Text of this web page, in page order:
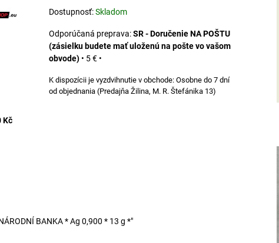
Dostupnosť:Skladom
SR - Doručenie NA POŠTU
(zásielku budete mať uloženú na pošte vo vašom
obvode) • 5 € •
Osobne do 7 dní
od objednania (Predajňa Žilina, M. R. Štefánika 13)
Kč
BANKA * Ag 0,900 * 13 g *"